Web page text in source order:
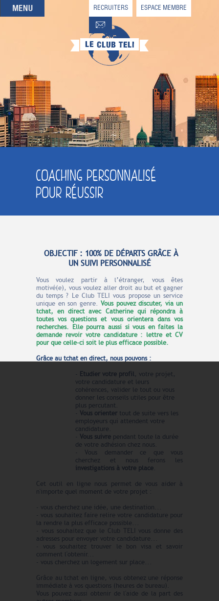
QUI SOMMES-NOUS
QUE CHERCHEZ-VOUS ?
NOS OFFRES PARTENAIRES
DEVENIR MEMBRE
RECRUITERS ESPACE MEMBRE
COACHING PERSONNALISÉ
POUR RÉUSSIR
OBJECTIF : 100% DE DÉPARTS GRÂCE À
UN SUIVI PERSONNALISÉ
Vous voulez partir à l’étranger, vous êtes
motivé(e), vous voulez aller droit au but et gagner
du temps ? Le Club TELI vous propose un service
unique en son genre. Vous pouvez discuter, via un
tchat, en direct avec Catherine qui répondra à
toutes vos questions et vous orientera dans vos
recherches. Elle pourra aussi si vous en faites la
demande revoir votre candidature : lettre et CV
pour que celle-ci soit le plus efficace possible.
Grâce au tchat en direct, nous pouvons :
- Etudier votre profil , votre projet,
votre candidature et leurs
cohérences, valider le tout ou vous
donner les conseils utiles pour être
plus percutant.
- Vous orienter tout de suite vers les
employeurs qui attendent votre
candidature.
- Vous suivre pendant toute la durée
de votre adhésion chez nous.
- Vous demander ce que vous
cherchez et nous ferons les
investigations à votre place.
Cet outil en ligne nous permet de vous aider à
n'importe quel moment de votre projet :
- vous cherchez une idée, une destination...
- vous souhaitez faire relire votre candidature pour
la rendre la plus efficace possible...
- vous souhaitez que le Club TELI vous donne des
adresses pour envoyer votre candidature...
- vous souhaitez trouver le bon visa et savoir
comment l'obtenir...
- vous cherchez un logement sur place...
Grâce au tchat en ligne, vous obtenez une réponse
immédiate à vos questions (heures de bureau).
Vous pouvez aussi obtenir de l'aide de la part des